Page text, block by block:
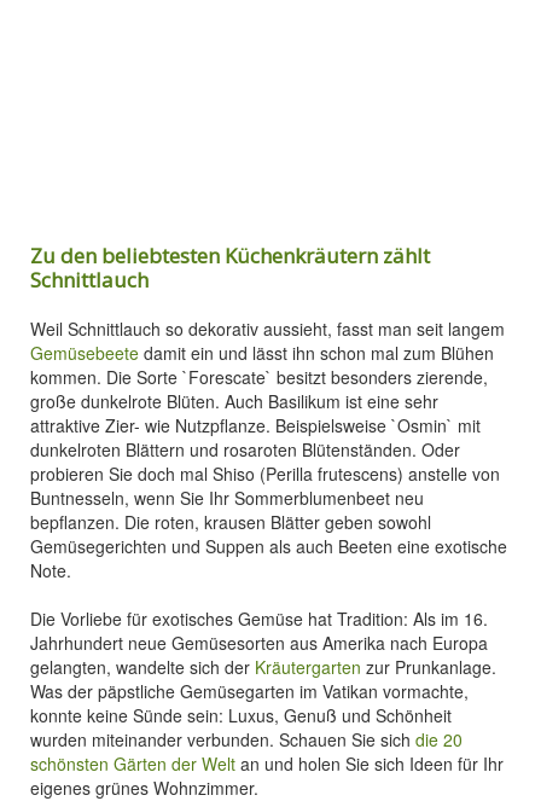
Zu den beliebtesten Küchenkräutern zählt
Schnittlauch
Weil Schnittlauch so dekorativ aussieht, fasst man seit langem
Gemüsebeete damit ein und lässt ihn schon mal zum Blühen
kommen. Die Sorte `Forescate` besitzt besonders zierende,
große dunkelrote Blüten. Auch Basilikum ist eine sehr
attraktive Zier- wie Nutzpflanze. Beispielsweise `Osmin` mit
dunkelroten Blättern und rosaroten Blütenständen. Oder
probieren Sie doch mal Shiso (Perilla frutescens) anstelle von
Buntnesseln, wenn Sie Ihr Sommerblumenbeet neu
bepflanzen. Die roten, krausen Blätter geben sowohl
Gemüsegerichten und Suppen als auch Beeten eine exotische
Note.
Die Vorliebe für exotisches Gemüse hat Tradition: Als im 16.
Jahrhundert neue Gemüsesorten aus Amerika nach Europa
gelangten, wandelte sich der Kräutergarten zur Prunkanlage.
Was der päpstliche Gemüsegarten im Vatikan vormachte,
konnte keine Sünde sein: Luxus, Genuß und Schönheit
wurden miteinander verbunden. Schauen Sie sich die 20
schönsten Gärten der Welt an und holen Sie sich Ideen für Ihr
eigenes grünes Wohnzimmer.